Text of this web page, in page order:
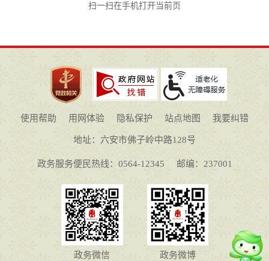
扫一扫在手机打开当前页
使用帮助 用网体验 隐私保护 站点地图 我要纠错
地址：六安市佛子岭中路128号
政务服务便民热线：0564-12345 邮编：237001
政务微信 政务微博